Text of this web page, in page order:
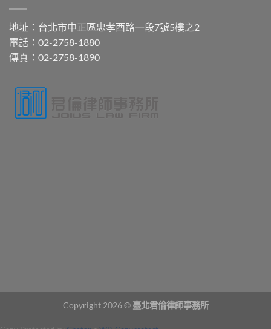
地址：台北市中正區忠孝西路一段7號5樓之2
電話：02-2758-1880
傳真：02-2758-1890
Copyright 2026 © 臺北君倫律師事務所